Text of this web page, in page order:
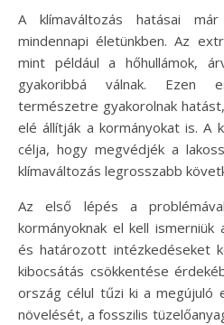
A klímaváltozás hatásai
mindennapi életünkben. Az
mint például a hőhullámok,
gyakoribbá válnak. Ezen
természetre gyakorolnak
elé állítják a kormányokat is. A
célja, hogy megvédjék a
klímaváltozás legrosszabb
Az első lépés a
kormányoknak el kell ismerniük
és határozott intézkedéseket
kibocsátás csökkentése
ország célul tűzi ki a megújuló
növelését, a fosszilis